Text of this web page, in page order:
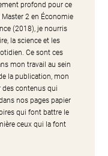
profond pour ce
2 en Économie
(2018), je nourris
la science et les
Ce sont ces
mon travail au sein
la publication, mon
contenus qui
nos pages papier
qui font battre le
ceux qui la font